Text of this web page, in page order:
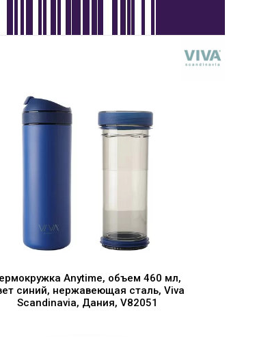
Anytime, объем 460 мл,
синий, нержавеющая сталь, Viva
Scandinavia, Дания, V82051